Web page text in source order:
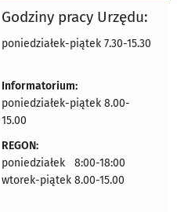
Godziny pracy Urzędu:
poniedziałek-piątek 7.30-15.30
Informatorium:
poniedziałek-piątek 8.00-
15.00
REGON:
poniedziałek 8:00-18:00
wtorek-piątek 8.00-15.00